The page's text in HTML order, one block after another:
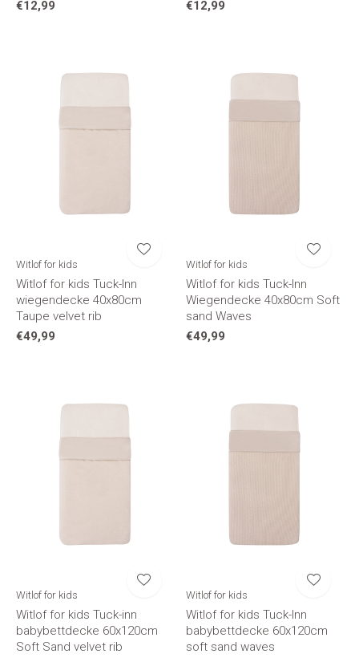
€12,99 €12,99
Witlof for kids
Witlof for kids Tuck-Inn
wiegendecke 40x80cm
Taupe velvet rib
€49,99
Witlof for kids
Witlof for kids Tuck-Inn
Wiegendecke 40x80cm Soft
sand Waves
€49,99
Witlof for kids
Witlof for kids Tuck-inn
babybettdecke 60x120cm
Soft Sand velvet rib
Witlof for kids
Witlof for kids Tuck-Inn
babybettdecke 60x120cm
soft sand waves